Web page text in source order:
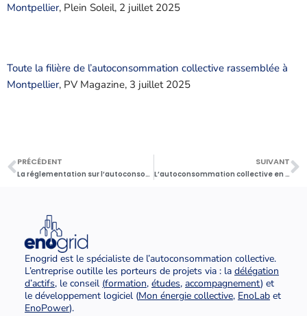
Montpellier, Plein Soleil, 2 juillet 2025
Toute la filière de l’autoconsommation collective rassemblée à
Montpellier, PV Magazine, 3 juillet 2025
PRÉCÉDENT
La réglementation sur l’autoconsommation collective évolue en 2025
SUIVANT
L’autoconsommation collective en Europe en 2025
Enogrid est le spécialiste de l’autoconsommation collective.
L’entreprise outille les porteurs de projets via : la délégation
d’actifs, le conseil (formation, études, accompagnement) et
le développement logiciel (Mon énergie collective, EnoLab et
EnoPower).